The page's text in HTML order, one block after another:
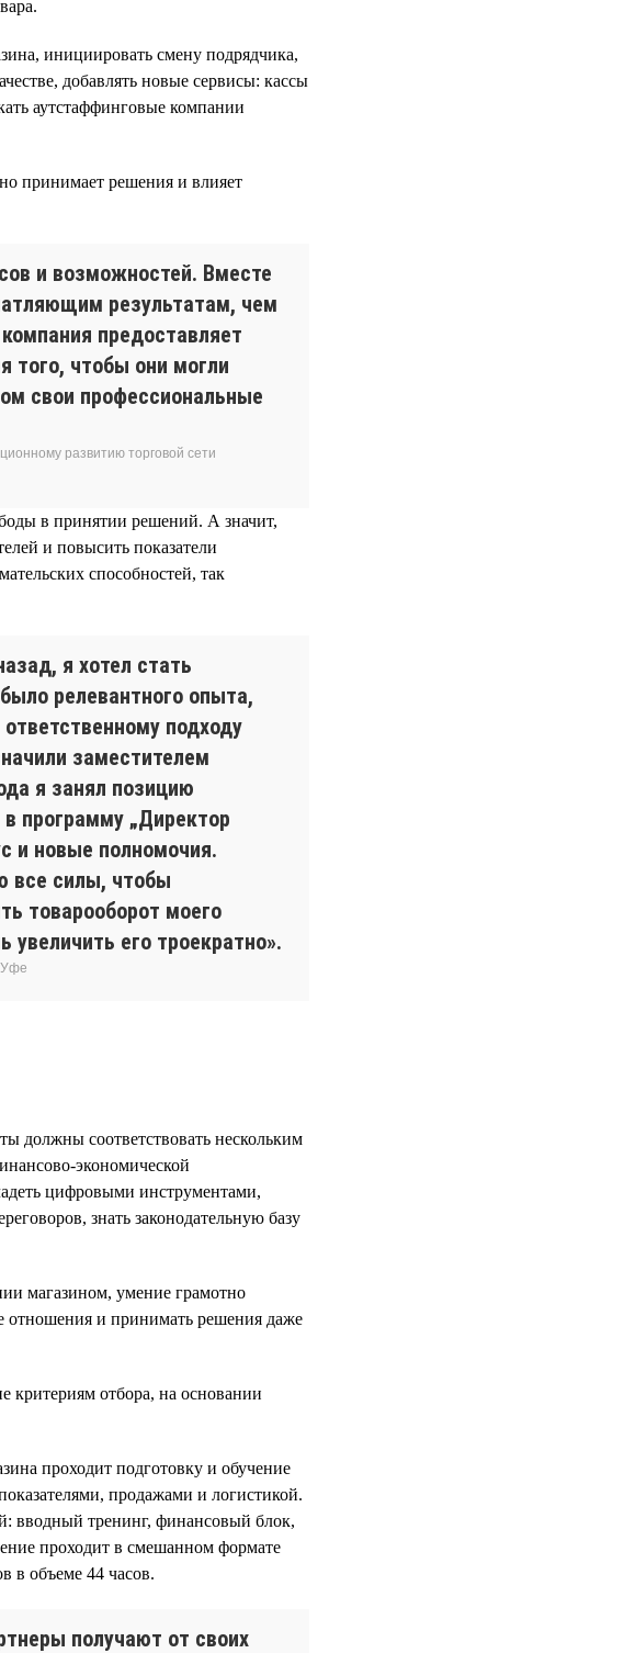
инициировать смену подрядчика,
добавлять новые сервисы: кассы
аутстаффинговые компании
принимает решения и влияет
и возможностей. Вместе
результатам, чем
предоставляет
того, чтобы они могли
свои профессиональные
развитию торговой сети
в принятии решений. А значит,
и повысить показатели
способностей, так
я хотел стать
релевантного опыта,
подходу
заместителем
я занял позицию
программу „Директор
и новые полномочия.
все силы, чтобы
товарооборот моего
увеличить его троекратно».
Уфе
должны соответствовать нескольким
экономической
цифровыми инструментами,
знать законодательную базу
магазином, умение грамотно
отношения и принимать решения даже
критериям отбора, на основании
проходит подготовку и обучение
продажами и логистикой.
вводный тренинг, финансовый блок,
проходит в смешанном формате
в объеме 44 часов.
получают от своих